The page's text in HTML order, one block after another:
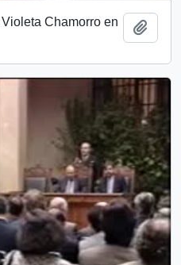
Chamorro en